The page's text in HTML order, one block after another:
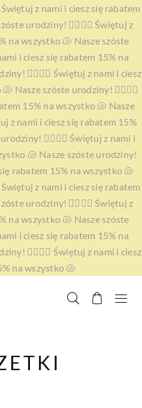
z nami i ciesz się rabatem
urodziny! 🧜‍♀️🧜‍♀️ Świętuj z
na wszystko 🐚 Nasze szóste
i ciesz się rabatem 15% na
🧜‍♀️🧜‍♀️ Świętuj z nami i ciesz
Nasze szóste urodziny! 🧜‍♀️🧜‍♀️
15% na wszystko 🐚 Nasze
z nami i ciesz się rabatem 15%
🧜‍♀️🧜‍♀️ Świętuj z nami i
🐚 Nasze szóste urodziny!
rabatem 15% na wszystko 🐚
z nami i ciesz się rabatem
urodziny! 🧜‍♀️🧜‍♀️ Świętuj z
na wszystko 🐚 Nasze szóste
i ciesz się rabatem 15% na
🧜‍♀️🧜‍♀️ Świętuj z nami i ciesz
na wszystko 🐚